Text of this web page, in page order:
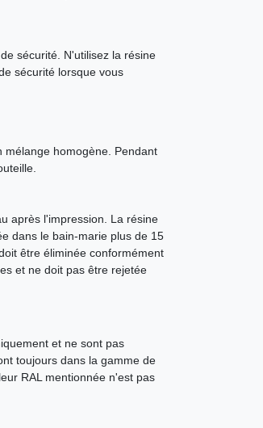
sécurité. N'utilisez la résine
sécurité lorsque vous
mélange homogène. Pendant
après l'impression. La résine
dans le bain-marie plus de 15
être éliminée conformément
et ne doit pas être rejetée
et ne sont pas
toujours dans la gamme de
RAL mentionnée n'est pas